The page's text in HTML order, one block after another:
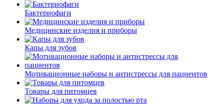
Бактериофаги
Медицинские изделия и приборы
Капы для зубов
Мотивационные наборы и антистрессы для пациентов
Товары для питомцев